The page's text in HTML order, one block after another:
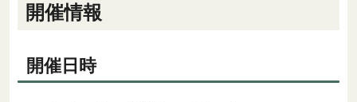
開催情報
開催日時